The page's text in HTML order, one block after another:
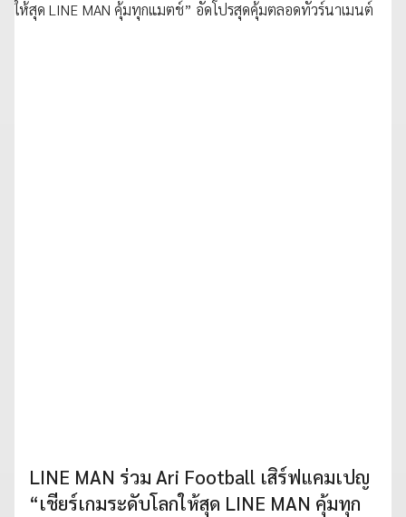
LINE MAN ร่วม Ari Football เสิร์ฟแคมเปญ
“เชียร์เกมระดับโลกให้สุด LINE MAN คุ้มทุก